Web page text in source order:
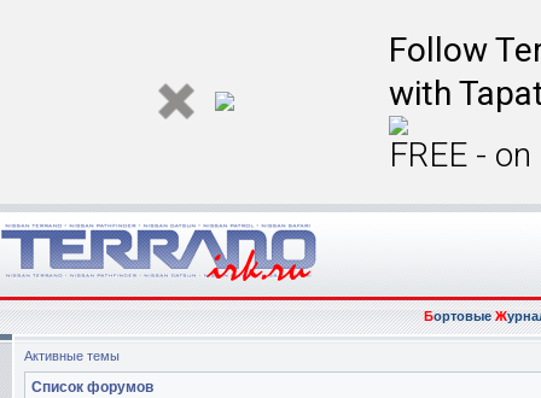
Follow
with
FREE -
БортовыеЖ
Активные темы
Список форумов